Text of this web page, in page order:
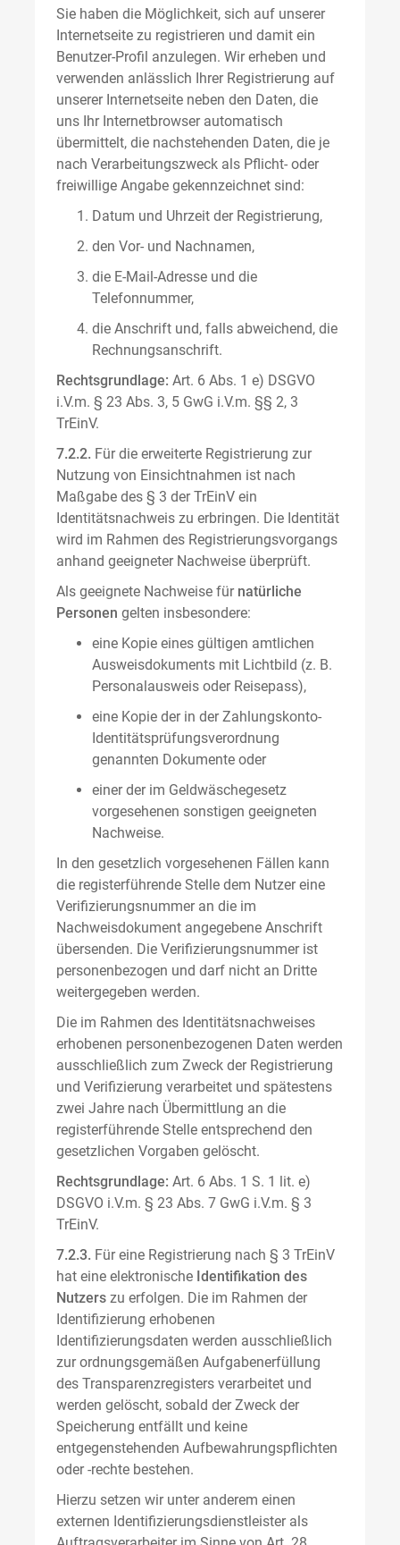
Sie haben die Möglichkeit, sich auf unserer
Internetseite zu registrieren und damit ein
Benutzer-Profil anzulegen. Wir erheben und
verwenden anlässlich Ihrer Registrierung auf
unserer Internetseite neben den Daten, die
uns Ihr Internetbrowser automatisch
übermittelt, die nachstehenden Daten, die je
nach Verarbeitungszweck als Pflicht- oder
freiwillige Angabe gekennzeichnet sind:
Datum und Uhrzeit der Registrierung,
den Vor- und Nachnamen,
die E-Mail-Adresse und die
Telefonnummer,
die Anschrift und, falls abweichend, die
Rechnungsanschrift.
Rechtsgrundlage: Art. 6 Abs. 1 e) DSGVO
i.V.m. § 23 Abs. 3, 5 GwG i.V.m. §§ 2, 3
TrEinV.
7.2.2. Für die erweiterte Registrierung zur
Nutzung von Einsichtnahmen ist nach
Maßgabe des § 3 der TrEinV ein
Identitätsnachweis zu erbringen. Die Identität
wird im Rahmen des Registrierungsvorgangs
anhand geeigneter Nachweise überprüft.
Als geeignete Nachweise für natürliche
Personen gelten insbesondere:
eine Kopie eines gültigen amtlichen
Ausweisdokuments mit Lichtbild (z. B.
Personalausweis oder Reisepass),
eine Kopie der in der Zahlungskonto-
Identitätsprüfungsverordnung
genannten Dokumente oder
einer der im Geldwäschegesetz
vorgesehenen sonstigen geeigneten
Nachweise.
In den gesetzlich vorgesehenen Fällen kann
die registerführende Stelle dem Nutzer eine
Verifizierungsnummer an die im
Nachweisdokument angegebene Anschrift
übersenden. Die Verifizierungsnummer ist
personenbezogen und darf nicht an Dritte
weitergegeben werden.
Die im Rahmen des Identitätsnachweises
erhobenen personenbezogenen Daten werden
ausschließlich zum Zweck der Registrierung
und Verifizierung verarbeitet und spätestens
zwei Jahre nach Übermittlung an die
registerführende Stelle entsprechend den
gesetzlichen Vorgaben gelöscht.
Rechtsgrundlage: Art. 6 Abs. 1 S. 1 lit. e)
DSGVO i.V.m. § 23 Abs. 7 GwG i.V.m. § 3
TrEinV.
7.2.3. Für eine Registrierung nach § 3 TrEinV
hat eine elektronische Identifikation des
Nutzers zu erfolgen. Die im Rahmen der
Identifizierung erhobenen
Identifizierungsdaten werden ausschließlich
zur ordnungsgemäßen Aufgabenerfüllung
des Transparenzregisters verarbeitet und
werden gelöscht, sobald der Zweck der
Speicherung entfällt und keine
entgegenstehenden Aufbewahrungspflichten
oder -rechte bestehen.
Hierzu setzen wir unter anderem einen
externen Identifizierungsdienstleister als